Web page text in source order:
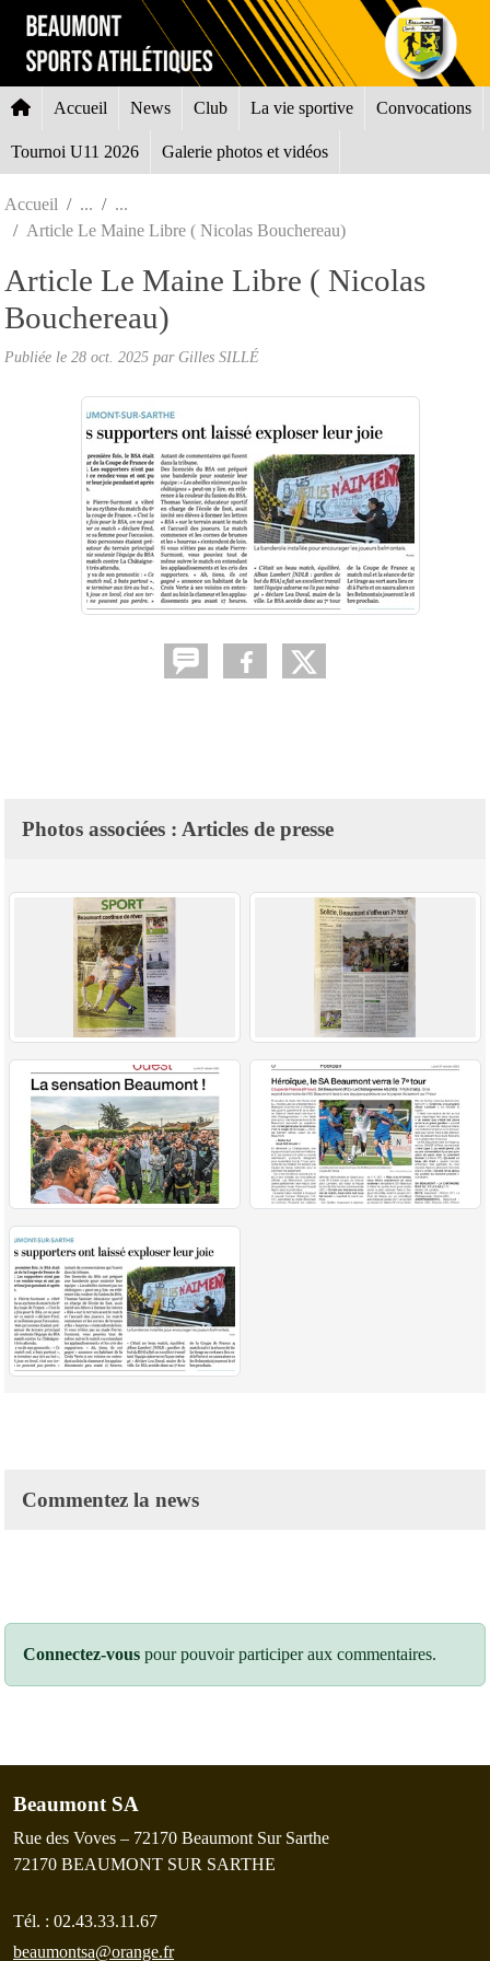
Accueil News Club La vie sportive Convocations
Tournoi U11 2026 Galerie photos et vidéos
Accueil
Article Le Maine Libre ( Nicolas Bouchereau)
Article Le Maine Libre ( Nicolas
Bouchereau)
Publiée le 28 oct. 2025 par Gilles SILLÉ
Photos associées : Articles de presse
Commentez la news
Connectez-vous pour pouvoir participer aux commentaires.
Beaumont SA
Rue des Voves – 72170 Beaumont Sur Sarthe
72170 BEAUMONT SUR SARTHE
Tél. : 02.43.33.11.67
beaumontsa@orange.fr
Panneau de gestion des cookies